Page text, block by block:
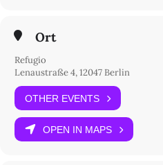
Ort
Refugio
Lenaustraße 4, 12047 Berlin
OTHER EVENTS
OPEN IN MAPS